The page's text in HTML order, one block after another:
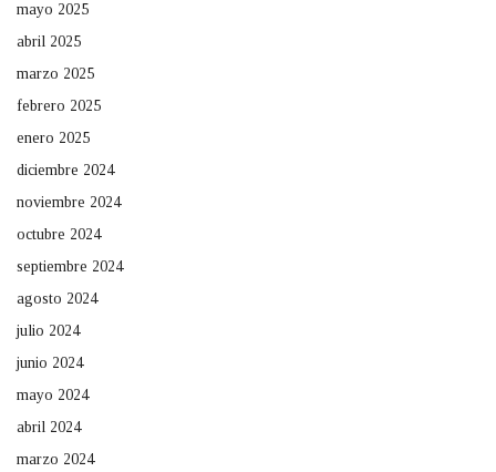
mayo 2025
abril 2025
marzo 2025
febrero 2025
enero 2025
diciembre 2024
noviembre 2024
octubre 2024
septiembre 2024
agosto 2024
julio 2024
junio 2024
mayo 2024
abril 2024
marzo 2024